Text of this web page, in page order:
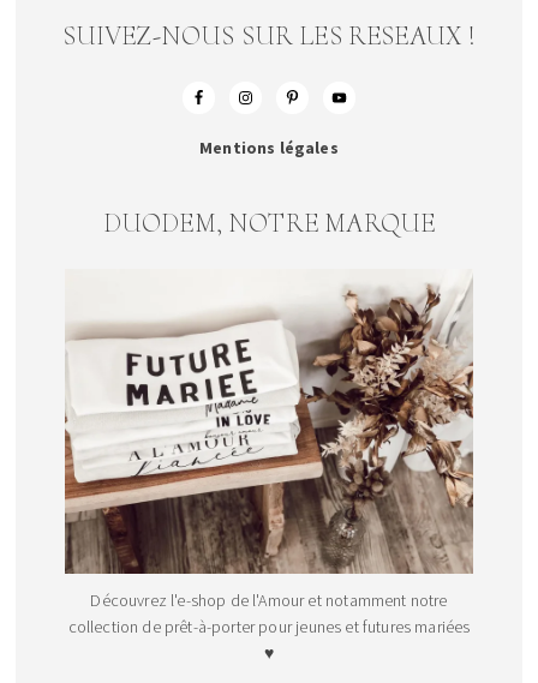
SUIVEZ-NOUS SUR LES RESEAUX !
Mentions légales
DUODEM, NOTRE MARQUE
Découvrez l'e-shop de l'Amour et notamment notre
collection de prêt-à-porter pour jeunes et futures mariées
♥